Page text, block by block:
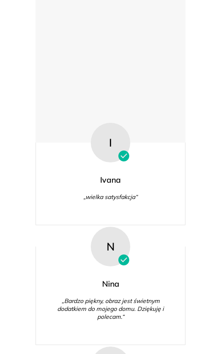
I
Ivana
„wielka satysfakcja“
N
Nina
„Bardzo piękny, obraz jest świetnym
dodatkiem do mojego domu. Dziękuję i
polecam.“